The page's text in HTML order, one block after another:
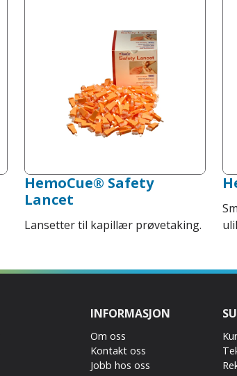
HemoCue® Safety
Lancet
Lansetter til kapillær prøvetaking.
INFORMASJON
Om oss
Kontakt oss
Jobb hos oss